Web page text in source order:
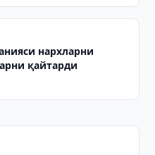
нархларни
қайтарди